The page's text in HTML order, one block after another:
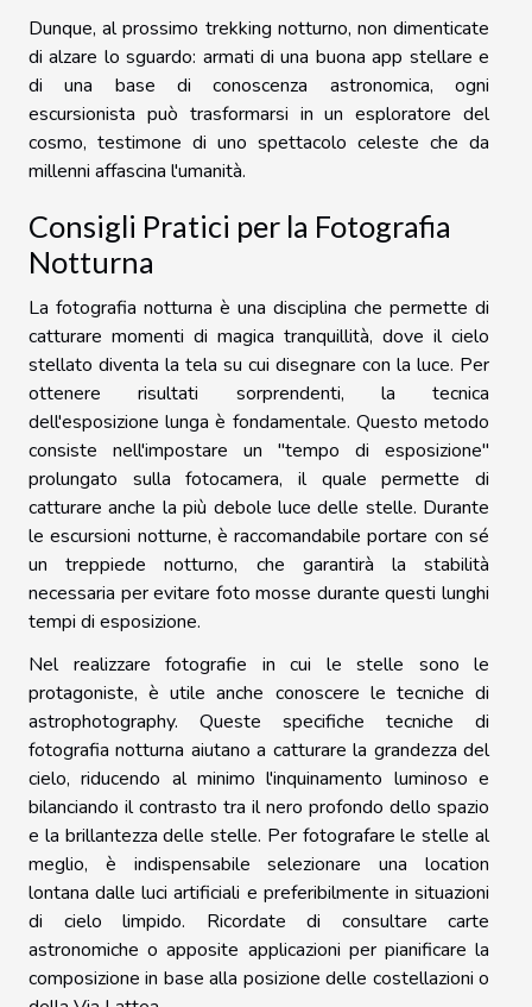
Dunque, al prossimo trekking notturno, non dimenticate
di alzare lo sguardo: armati di una buona app stellare e
di una base di conoscenza astronomica, ogni
escursionista può trasformarsi in un esploratore del
cosmo, testimone di uno spettacolo celeste che da
millenni affascina l'umanità.
Consigli Pratici per la Fotografia
Notturna
La fotografia notturna è una disciplina che permette di
catturare momenti di magica tranquillità, dove il cielo
stellato diventa la tela su cui disegnare con la luce. Per
ottenere risultati sorprendenti, la tecnica
dell'esposizione lunga è fondamentale. Questo metodo
consiste nell'impostare un "tempo di esposizione"
prolungato sulla fotocamera, il quale permette di
catturare anche la più debole luce delle stelle. Durante
le escursioni notturne, è raccomandabile portare con sé
un treppiede notturno, che garantirà la stabilità
necessaria per evitare foto mosse durante questi lunghi
tempi di esposizione.
Nel realizzare fotografie in cui le stelle sono le
protagoniste, è utile anche conoscere le tecniche di
astrophotography. Queste specifiche tecniche di
fotografia notturna aiutano a catturare la grandezza del
cielo, riducendo al minimo l'inquinamento luminoso e
bilanciando il contrasto tra il nero profondo dello spazio
e la brillantezza delle stelle. Per fotografare le stelle al
meglio, è indispensabile selezionare una location
lontana dalle luci artificiali e preferibilmente in situazioni
di cielo limpido. Ricordate di consultare carte
astronomiche o apposite applicazioni per pianificare la
composizione in base alla posizione delle costellazioni o